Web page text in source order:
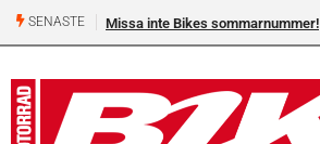
SENASTE Missa inte Bikes sommarnummer!